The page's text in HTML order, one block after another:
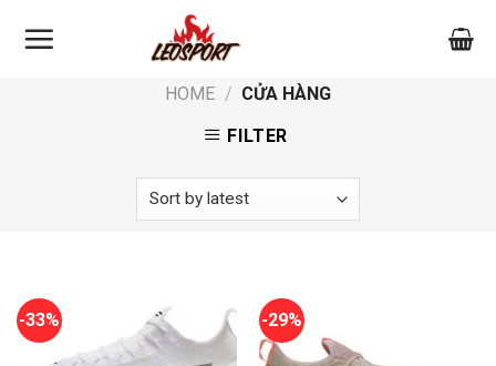
HOME / CỬA HÀNG
FILTER
-33% -29%